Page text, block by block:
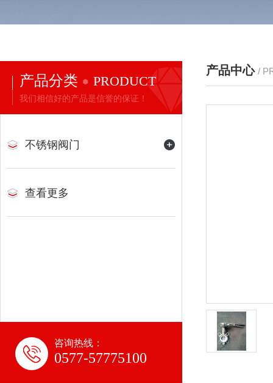
产品分类 PRODUCT
我们相信好的产品是信誉的保证！
不锈钢阀门
查看更多
咨询热线：
0577-57775100
产品中心 /